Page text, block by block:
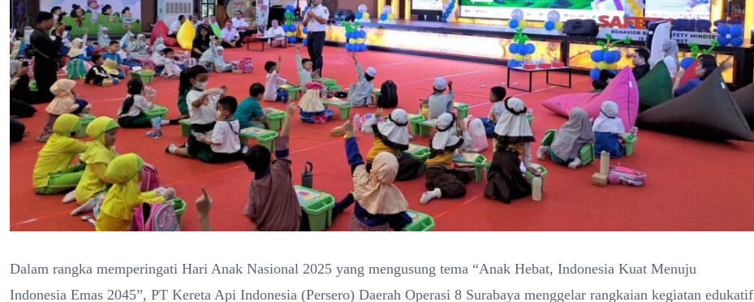
Dalam rangka memperingati Hari Anak Nasional 2025 yang mengusung tema “Anak Hebat, Indonesia Kuat Menuju
Indonesia Emas 2045”, PT Kereta Api Indonesia (Persero) Daerah Operasi 8 Surabaya menggelar rangkaian kegiatan edukatif